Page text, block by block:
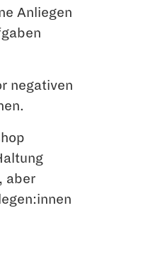
Anliegen
negativen
aber